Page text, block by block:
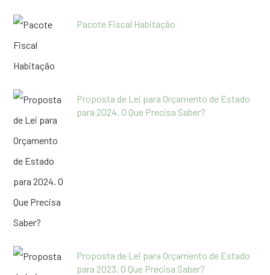
Pacote Fiscal Habitação
Proposta de Lei para Orçamento de Estado
para 2024. O Que Precisa Saber?
Proposta de Lei para Orçamento de Estado
para 2023. O Que Precisa Saber?